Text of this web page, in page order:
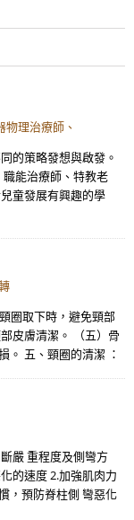
理治療師、
的策略發想與啟發。
能治療師、特教老
童發展有興趣的學
圈取下時，避免頸部
皮膚清潔。 （五）骨
。 五、頸圈的清潔 ：
嚴 重程度及側彎方
的速度 2.加強肌肉力
，預防脊柱側 彎惡化